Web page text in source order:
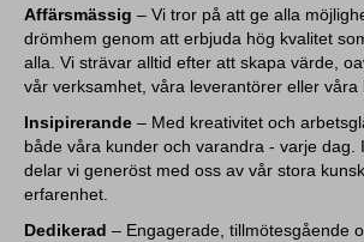
Affärsmässig – Vi tror på att ge alla
drömhem genom att erbjuda hög kvalitet
alla. Vi strävar alltid efter att skapa värde,
vår verksamhet, våra leverantörer eller våra
Insipirerande – Med kreativitet och
både våra kunder och varandra - varje dag.
delar vi generöst med oss av vår stora
erfarenhet.
Dedikerad – Engagerade, tillmötesgående